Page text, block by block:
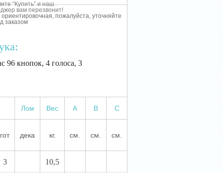
“Купить” и наш
вам перезвонит!
пожалуйста, уточняйте
заказом
96 кнопок, 4 голоса, 3
Лом Вес А В С
гот дека кг. см. см. см.
3 10,5